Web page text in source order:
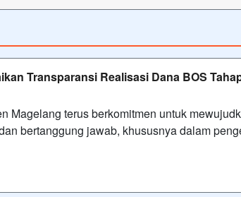
Transparansi Realisasi Dana BOS
Magelang terus berkomitmen untuk
bertanggung jawab, khususnya dalam